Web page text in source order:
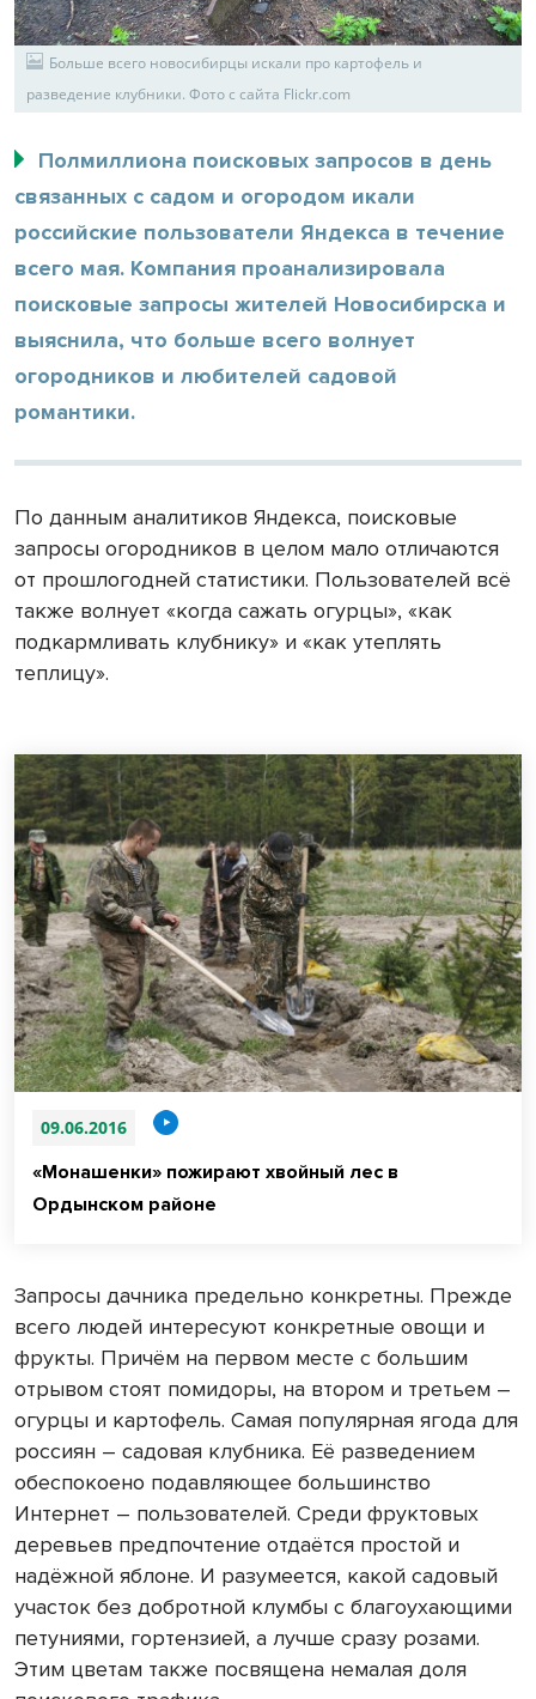
Больше всего новосибирцы искали про картофель и
разведение клубники. Фото с сайта Flickr.com
Полмиллиона поисковых запросов в день
связанных с садом и огородом икали
российские пользователи Яндекса в течение
всего мая. Компания проанализировала
поисковые запросы жителей Новосибирска и
выяснила, что больше всего волнует
огородников и любителей садовой
романтики.
По данным аналитиков Яндекса, поисковые
запросы огородников в целом мало отличаются
от прошлогодней статистики. Пользователей всё
также волнует «когда сажать огурцы», «как
подкармливать клубнику» и «как утеплять
теплицу».
09.06.2016
«Монашенки» пожирают хвойный лес в
Ордынском районе
Запросы дачника предельно конкретны. Прежде
всего людей интересуют конкретные овощи и
фрукты. Причём на первом месте с большим
отрывом стоят помидоры, на втором и третьем –
огурцы и картофель. Самая популярная ягода для
россиян – садовая клубника. Её разведением
обеспокоено подавляющее большинство
Интернет – пользователей. Среди фруктовых
деревьев предпочтение отдаётся простой и
надёжной яблоне. И разумеется, какой садовый
участок без добротной клумбы с благоухающими
петуниями, гортензией, а лучше сразу розами.
Этим цветам также посвящена немалая доля